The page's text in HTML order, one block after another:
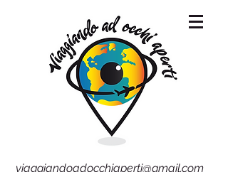
viaggiandoadocchiaperti@gmail.com